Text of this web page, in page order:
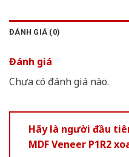
ĐÁNH GIÁ (0)
Đánh giá
Chưa có đánh giá nào.
Hãy là người đầu
MDF Veneer P1R2